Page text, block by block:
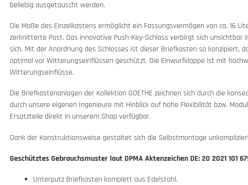
beliebig ausgetauscht werden.
Die Maße des Einzelkastens ermöglicht ein Fassungsvermögen von ca. 16
zerknitterte Post. Das innovative Push-Key-Schloss verbirgt sich
sich. Mit der Anordnung des Schlosses ist dieser Briefkasten so
optimal vor Witterungseinflüssen geschützt. Die Einwurfklappe ist mit
Witterungseinflüsse.
Die Briefkastenanlagen der Kollektion GOETHE zeichnen sich durch die
durch unsere eigenen Ingenieure mit Hinblick auf hohe Flexibilität bzw.
Ersatzteile direkt in unserem Shop verfügbar.
Dank der Konstruktionsweise gestaltet sich die Selbstmontage
Geschütztes Gebrauchsmuster laut DPMA Aktenzeichen DE: 20 2021 101
Unterputz Briefkasten komplett aus Edelstahl.